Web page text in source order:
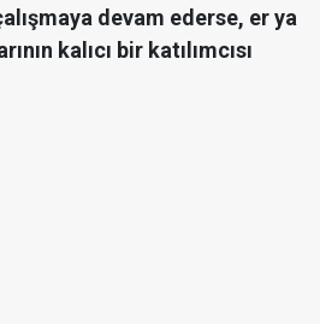
devam ederse, er ya
kalıcı bir katılımcısı